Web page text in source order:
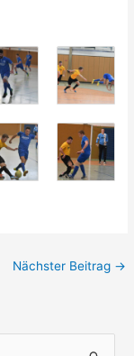
Nächster Beitrag →